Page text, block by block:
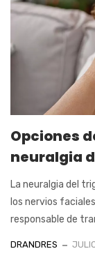
Opciones
neuralgia
La neuralgia del
los nervios
responsable de
DRANDRES